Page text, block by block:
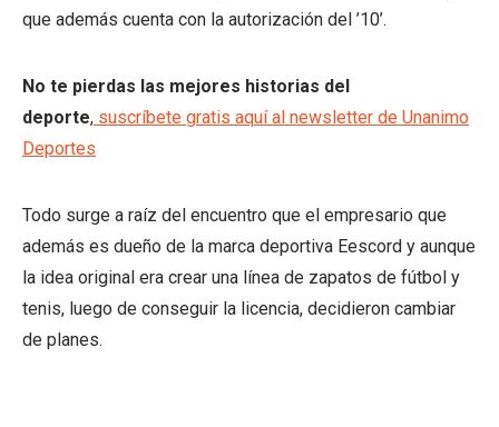
que además cuenta con la autorización del ’10’.
No te pierdas las mejores historias del
deporte, suscríbete gratis aquí al newsletter de Unanimo
Deportes
Todo surge a raíz del encuentro que el empresario que
además es dueño de la marca deportiva Eescord y aunque
la idea original era crear una línea de zapatos de fútbol y
tenis, luego de conseguir la licencia, decidieron cambiar
de planes.